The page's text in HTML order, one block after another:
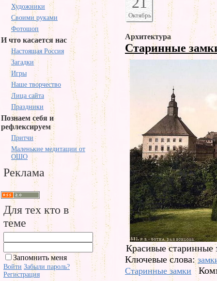
Художники
Своими руками
Фотошоп
И что касается нас
Настоящая Россия
Загадки
Игры
Наше творчество
Лица сайта
Праздники
Познаем себя и
рефлексируем
Притчи
Маленькие медитации от
ОШО
Реклама
Для тех кто в
теме
Запомнить меня
Войти Забыли пароль?
Регистрация
Октябрь
Архитектура
Старинные
Красивые
Ключевые слова:
Старинные замки